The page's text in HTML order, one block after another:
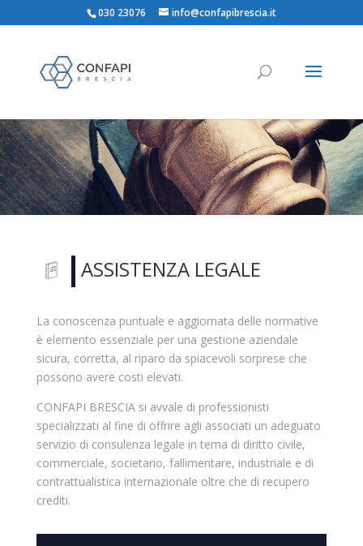
030 23076 info@confapibrescia.it
ASSISTENZA LEGALE
La conoscenza puntuale e aggiornata delle normative
è elemento essenziale per una gestione aziendale
sicura, corretta, al riparo da spiacevoli sorprese che
possono avere costi elevati.
CONFAPI BRESCIA si avvale di professionisti
specializzati al fine di offrire agli associati un adeguato
servizio di consulenza legale in tema di diritto civile,
commerciale, societario, fallimentare, industriale e di
contrattualistica internazionale oltre che di recupero
crediti.